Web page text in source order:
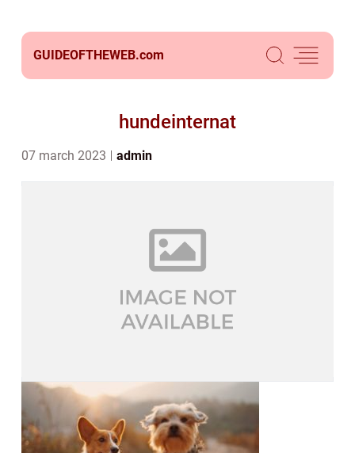
GUIDEOFTHEWEB.com
hundeinternat
07 march 2023 admin